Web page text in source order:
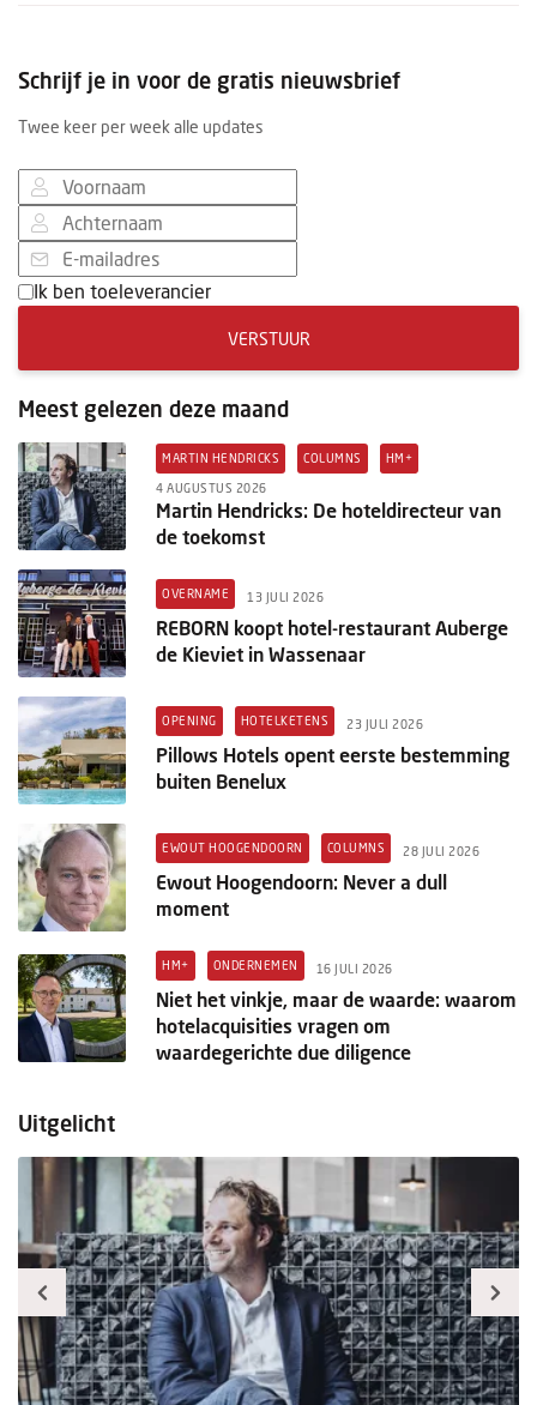
Schrijf je in voor de gratis nieuwsbrief
Twee keer per week alle updates
Ik ben toeleverancier
VERSTUUR
Meest gelezen deze maand
MARTIN HENDRICKS COLUMNS HM+
4 AUGUSTUS 2026
Martin Hendricks: De hoteldirecteur van
de toekomst
OVERNAME 13 JULI 2026
REBORN koopt hotel-restaurant Auberge
de Kieviet in Wassenaar
OPENING HOTELKETENS 23 JULI 2026
Pillows Hotels opent eerste bestemming
buiten Benelux
EWOUT HOOGENDOORN COLUMNS 28 JULI 2026
Ewout Hoogendoorn: Never a dull
moment
HM+ ONDERNEMEN 16 JULI 2026
Niet het vinkje, maar de waarde: waarom
hotelacquisities vragen om
waardegerichte due diligence
Uitgelicht